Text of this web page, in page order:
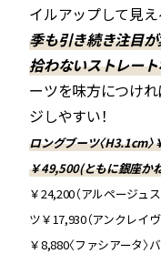
イルアップして見え
季も引き続き注目
拾わないストレー
ーツを味方につけ
ジしやすい！
ロングブーツ〈H3.1cm
￥49,500(ともに銀座か
￥24,200（アルページュ
ツ￥17,930（アンクレイ
￥8,880〈ファシアータ〉